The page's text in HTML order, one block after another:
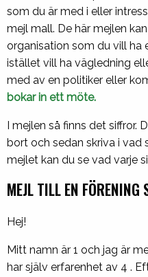
som du är med i eller
mejl mall. De här mejlen
organisation som du vill ha
istället vill ha vägledning
med av en politiker eller
bokar in ett möte.
I mejlen så finns det siffror.
bort och sedan skriva i vad
mejlet kan du se vad varje
MEJL TILL EN
Hej!
Mitt namn är 1 och jag är
har själv erfarenhet av 4 .